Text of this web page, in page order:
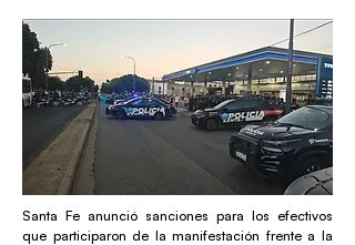
Santa Fe anunció sanciones para los efectivos
que participaron de la manifestación frente a la